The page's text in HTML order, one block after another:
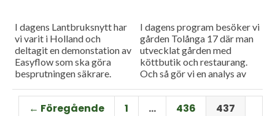
I dagens Lantbruksnytt har
vi varit i Holland och
deltagit en demonstation av
Easyflow som ska göra
besprutningen säkrare.
grönsaksodlaren Per
Modigs gård där man utför...
I dagens program besöker vi
gården Tolånga 17 där man
utvecklat gården med
köttbutik och restaurang.
Och så gör vi en analys av
i världen.
← Föregående 1 … 436
437